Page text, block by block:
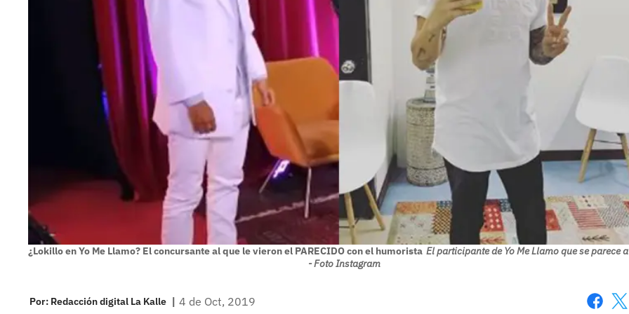
¿Lokillo en Yo Me Llamo? El concursante al que le vieron el PARECIDO con el humorista El participante de Yo Me Llamo que se parece
- Foto Instagram
Por: Redacción digital La Kalle | 4 de Oct, 2019